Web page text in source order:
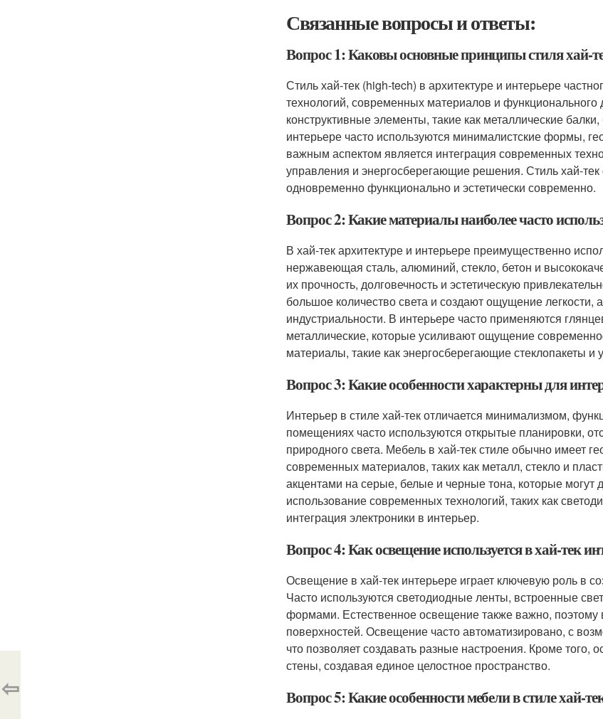
Связанные вопросы и ответы:
Вопрос 1: Каковы основные принципы стиля хай-
Стиль хай-тек (high-tech) в архитектуре и интерьере
технологий, современных материалов и
конструктивные элементы, такие как металлические
интерьере часто используются минималистские формы,
важным аспектом является интеграция современных
управления и энергосберегающие решения. Стиль хай-тек
одновременно функционально и эстетически современно.
Вопрос 2: Какие материалы наиболее часто
В хай-тек архитектуре и интерьере преимущественно
нержавеющая сталь, алюминий, стекло, бетон и
их прочность, долговечность и эстетическую
большое количество света и создают ощущение легкости,
индустриальности. В интерьере часто применяются
металлические, которые усиливают ощущение
материалы, такие как энергосберегающие стеклопакеты
Вопрос 3: Какие особенности характерны для
Интерьер в стиле хай-тек отличается минимализмом,
помещениях часто используются открытые планировки,
природного света. Мебель в хай-тек стиле обычно имеет
современных материалов, таких как металл, стекло и
акцентами на серые, белые и черные тона, которые могут
использование современных технологий, таких как
интеграция электроники в интерьер.
Вопрос 4: Как освещение используется в хай-тек
Освещение в хай-тек интерьере играет ключевую роль в
Часто используются светодиодные ленты, встроенные
формами. Естественное освещение также важно, поэтому
поверхностей. Освещение часто автоматизировано, с
что позволяет создавать разные настроения. Кроме
стены, создавая единое целостное пространство.
Вопрос 5: Какие особенности мебели в стиле хай-
⇦